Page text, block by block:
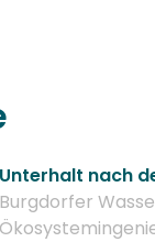
Unterhalt nach
Burgdorfer